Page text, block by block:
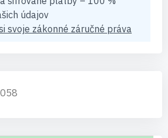
údajov
svoje zákonné záručné práva